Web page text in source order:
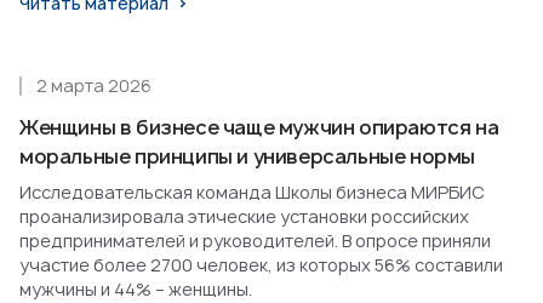
Женщины в бизнесе чаще мужчин опираются на
моральные принципы и универсальные нормы
2 марта 2026
Исследовательская команда Школы бизнеса МИРБИС
проанализировала этические установки российских
предпринимателей и руководителей. В опросе приняли
участие более 2700 человек, из которых 56% составили
мужчины и 44% – женщины.